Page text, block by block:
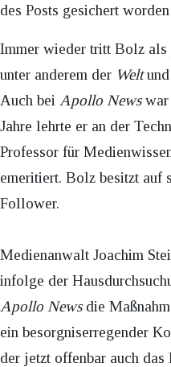
des Posts gesichert
Immer wieder tritt Bolz als
unter anderem der Weltund
Auch bei Apollo Newswar
Jahre lehrte er an der
Professor für
emeritiert. Bolz besitzt auf
Follower.
Medienanwalt Joachim
infolge der
Apollo Newsdie
ein besorgniserregender
der jetzt offenbar auch